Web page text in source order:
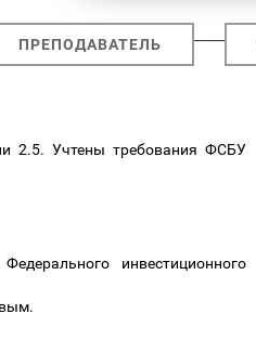
ПРЕПОДАВАТЕЛЬ
2.5. Учтены требования ФСБУ
инвестиционного